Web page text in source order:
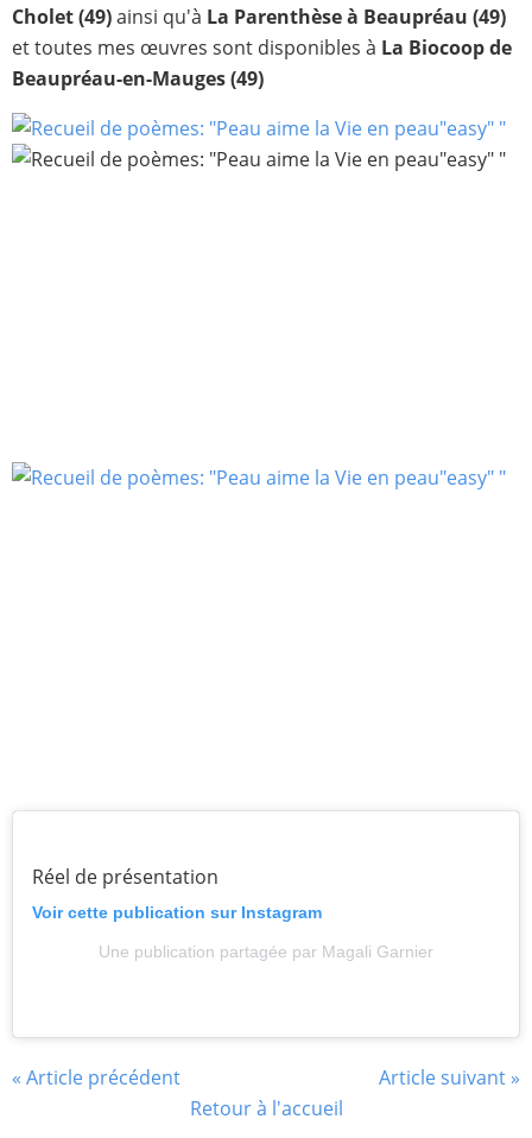
Cholet (49)ainsi qu'à La Parenthèse à Beaupréau (49)
et toutes mes œuvres sont disponibles à La Biocoop de
Beaupréau-en-Mauges (49)
Réel de présentation
Voir cette publication sur Instagram
Une publication partagée par Magali Garnier
« Article précédent
Article suivant »
Retour à l'accueil